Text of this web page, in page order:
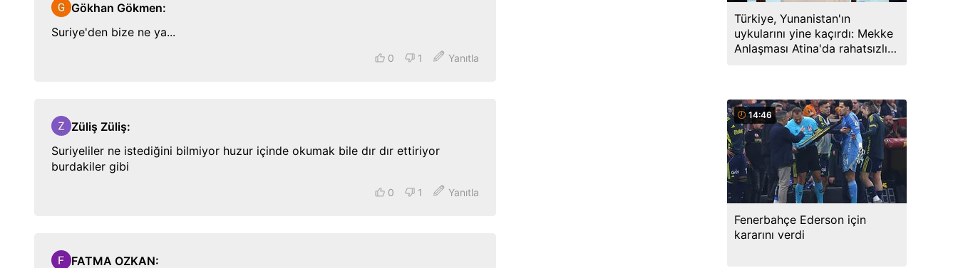
Gökhan Gökmen:
Suriye'den bize ne ya...
0 1 Yanıtla
Züliş Züliş:
Suriyeliler ne istediğini bilmiyor huzur içinde okumak bile dır dır ettiriyor
burdakiler gibi
0 1 Yanıtla
FATMA OZKAN:
Türkiye, Yunanistan'ın
uykularını yine kaçırdı: Mekke
Anlaşması Atina'da rahatsızlık
14:46
Fenerbahçe Ederson için
kararını verdi